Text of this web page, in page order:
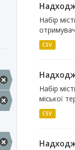
Набір
CSV
Набір
міської
CSV